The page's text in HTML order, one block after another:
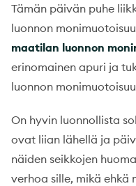
Tämän päivän puhe
luonnon
maatilan luonnon
erinomainen apuri ja
luonnon
On hyvin luonnollista
ovat liian lähellä ja
näiden seikkojen
verhoa sille, mikä ehkä